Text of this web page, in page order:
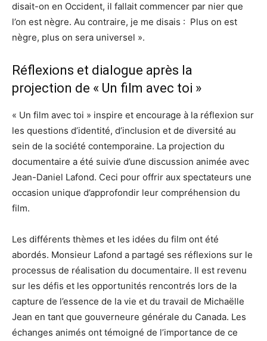
disait-on en Occident, il fallait commencer par nier que
l’on est nègre. Au contraire, je me disais : Plus on est
nègre, plus on sera universel ».
Réflexions et dialogue après la
projection de « Un film avec toi »
« Un film avec toi » inspire et encourage à la réflexion sur
les questions d’identité, d’inclusion et de diversité au
sein de la société contemporaine. La projection du
documentaire a été suivie d’une discussion animée avec
Jean-Daniel Lafond. Ceci pour offrir aux spectateurs une
occasion unique d’approfondir leur compréhension du
film.
Les différents thèmes et les idées du film ont été
abordés. Monsieur Lafond a partagé ses réflexions sur le
processus de réalisation du documentaire. Il est revenu
sur les défis et les opportunités rencontrés lors de la
capture de l’essence de la vie et du travail de Michaëlle
Jean en tant que gouverneure générale du Canada. Les
échanges animés ont témoigné de l’importance de ce